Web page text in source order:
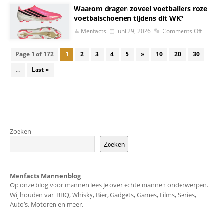
Waarom dragen zoveel voetballers roze
voetbalschoenen tijdens dit WK?
Menfacts juni 29, 2026 Comments Off
Page 1 of 172 1 2 3 4 5 » 10 20
30
...
Last »
Zoeken
Zoeken
Menfacts Mannenblog
Op onze blog voor mannen lees je over echte mannen onderwerpen.
Wij houden van BBQ, Whisky, Bier, Gadgets, Games, Films, Series,
Auto’s, Motoren en meer.